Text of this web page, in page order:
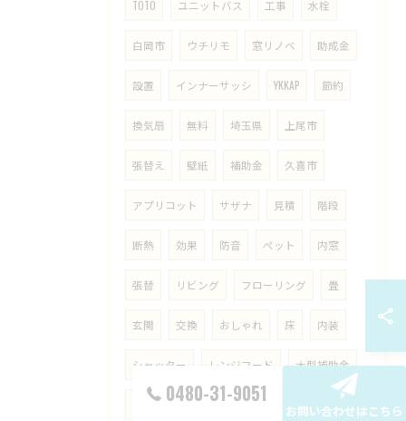
TOTO ユニットバス 工事 水栓
白岡市 ウチリモ 窓リノベ 助成金
設置 インナーサッシ YKKAP 節約
換気扇 無料 埼玉県 上尾市
張替え 壁紙 補助金 久喜市
アプリコット サザナ 見積 階段
断熱 効果 防音 ペット 内窓
張替 リビング フローリング 畳
玄関 交換 おしゃれ 床 内装
シャッター レンジフード 大型補助金
節湯C 桶川市 出窓 ドア 埼玉
0480-31-9051
お問い合わせはこちら